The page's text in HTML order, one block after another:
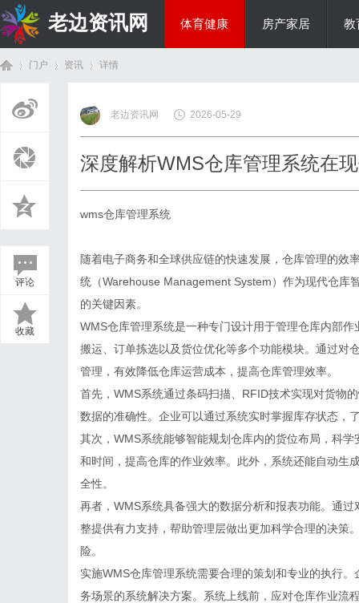
老边资讯网 体育健康 房产家居 教
门户 资讯
›
详情
评论
收藏
老边资讯网 2026-05-29
深度解析WMS仓库管理系统在
wms仓库管理系统
随着电子商务和全球供应链的快速发展，仓库管理的效
统（Warehouse Management System）作为现代仓库
的关键因素。
WMS仓库管理系统是一种专门设计用于管理仓库内部
搬运、订单拣选以及货位优化等多个功能模块。通过对
管理，有效降低仓库运营成本，提高仓库管理效率。
首先，WMS系统通过条码扫描、RFID技术实现对货物
数据的准确性。企业可以通过系统实时掌握库存状态，
其次，WMS系统能够智能规划仓库内的货位布局，科
和时间，提高仓库的作业效率。此外，系统还能自动生
全性。
再者，WMS系统具备强大的数据分析和报表功能。通
整提供有力支持，帮助管理层做出更加科学合理的决策
险。
实施WMS仓库管理系统需要合理的策划和专业的执行
务场景的系统解决方案。系统上线前，应对仓库作业流